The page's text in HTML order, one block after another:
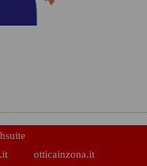
otticainzona.it